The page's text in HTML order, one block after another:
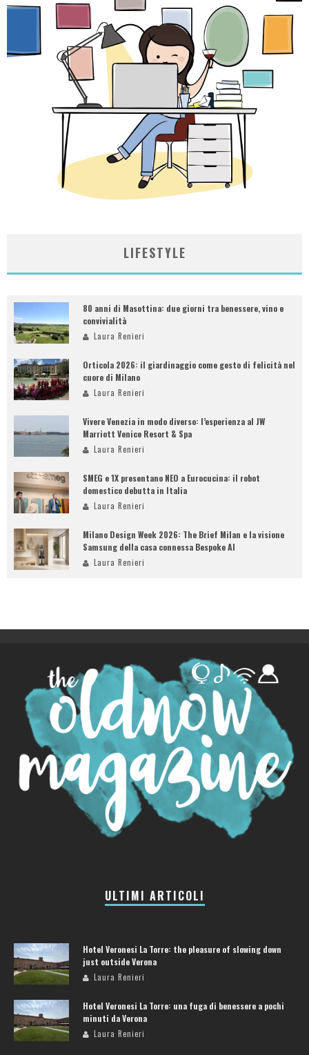
LIFESTYLE
80 anni di Masottina: due giorni tra benessere, vino e
convivialità
Laura Renieri
Orticola 2026: il giardinaggio come gesto di felicità nel
cuore di Milano
Laura Renieri
Vivere Venezia in modo diverso: l’esperienza al JW
Marriott Venice Resort & Spa
Laura Renieri
SMEG e 1X presentano NEO a Eurocucina: il robot
domestico debutta in Italia
Laura Renieri
Milano Design Week 2026: The Brief Milan e la visione
Samsung della casa connessa Bespoke AI
Laura Renieri
ULTIMI ARTICOLI
Hotel Veronesi La Torre: the pleasure of slowing down
just outside Verona
Laura Renieri
Hotel Veronesi La Torre: una fuga di benessere a pochi
minuti da Verona
Laura Renieri